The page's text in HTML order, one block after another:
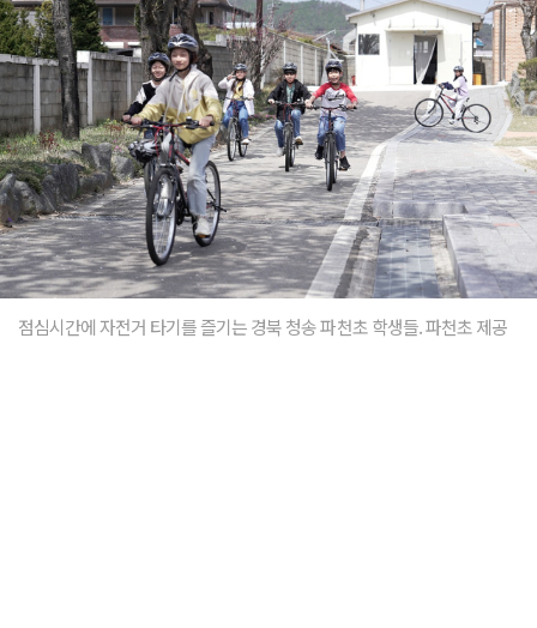
점심시간에 자전거 타기를 즐기는 경북 청송 파천초 학생들. 파천초 제공